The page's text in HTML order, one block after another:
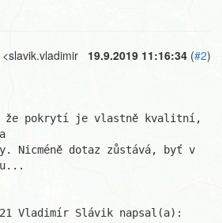
19.9.2019 11:16:34 (#2)
<slavik.vladimir
že pokrytí je vlastně kvalitní,
Nicméně dotaz zůstává, byť v